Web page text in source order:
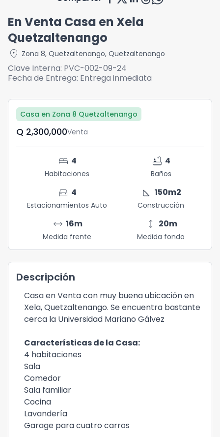
En Venta Casa en Xela
Quetzaltenango
location_on Zona 8, Quetzaltenango, Quetzaltenango
Clave Interna: PVC-002-09-24
Fecha de Entrega: Entrega inmediata
Casa en Zona 8 Quetzaltenango
Q	2,300,000Venta
bed 4
Habitaciones
bathtub 4
Baños
directions_car 4
Estacionamientos Auto
square_foot 150m2
Construcción
arrow_range 16m
Medida frente
height 20m
Medida fondo
Descripción
Casa en Venta con muy buena ubicación en
Xela, Quetzaltenango. Se encuentra bastante
cerca la Universidad Mariano Gálvez
Características de la Casa:
4 habitaciones
Sala
Comedor
Sala familiar
Cocina
Lavandería
Garage para cuatro carros